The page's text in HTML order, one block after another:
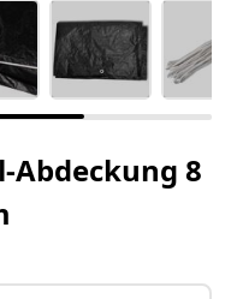
Abdeckung 8